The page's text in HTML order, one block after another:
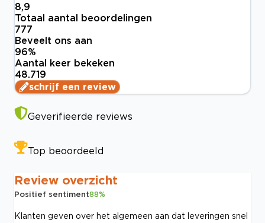
8,9
Totaal aantal beoordelingen
777
Beveelt ons aan
96%
Aantal keer bekeken
48.719
schrijf een review
Geverifieerde reviews
Top beoordeeld
Review overzicht
Positief sentiment88%
Klanten geven over het algemeen aan dat leveringen snel